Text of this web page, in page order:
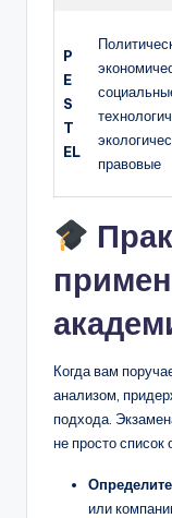
P
E
S
T
EL
правовые
Когда вам
анализом,
подхода.
не просто список
или